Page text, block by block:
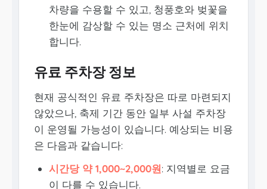
차량을 수용할 수 있고, 청풍호와 벚꽃을
한눈에 감상할 수 있는 명소 근처에 위치
합니다.
유료 주차장 정보
현재 공식적인 유료 주차장은 따로 마련되지
않았으나, 축제 기간 동안 일부 사설 주차장
이 운영될 가능성이 있습니다. 예상되는 비용
은 다음과 같습니다:
시간당 약 1,000~2,000원: 지역별로 요금
이 다를 수 있습니다.